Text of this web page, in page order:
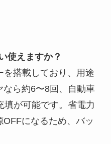
使えますか？
搭載しており、用途
ら約6〜8回、自動車
填が可能です。省電力
になるため、バッ